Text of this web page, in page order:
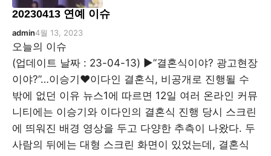
20230413 연예 이슈
admin4월 13, 2023
오늘의 이슈
(업데이트 날짜 : 23-04-13) ▶”결혼식이야? 광고현장
이야?”…이승기♥이다인 결혼식, 비공개로 진행될 수
밖에 없던 이유 뉴스1에 따르면 12일 여러 온라인 커뮤
니티에는 이승기와 이다인의 결혼식 진행 당시 스크린
에 띄워진 배경 영상을 두고 다양한 추측이 나왔다. 두
사람의 뒤에는 대형 스크린 화면이 있었는데, 결혼식